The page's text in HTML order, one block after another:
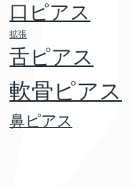
口ピアス
拡張
舌ピアス
軟骨ピアス
鼻ピアス